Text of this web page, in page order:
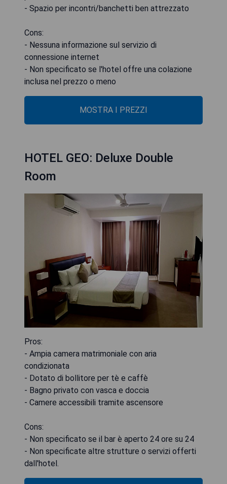
- Spazio per incontri/banchetti ben attrezzato
Cons:
- Nessuna informazione sul servizio di
connessione internet
- Non specificato se l'hotel offre una colazione
inclusa nel prezzo o meno
MOSTRA I PREZZI
HOTEL GEO: Deluxe Double
Room
Pros:
- Ampia camera matrimoniale con aria
condizionata
- Dotato di bollitore per tè e caffè
- Bagno privato con vasca e doccia
- Camere accessibili tramite ascensore
Cons:
- Non specificato se il bar è aperto 24 ore su 24
- Non specificate altre strutture o servizi offerti
dall'hotel.